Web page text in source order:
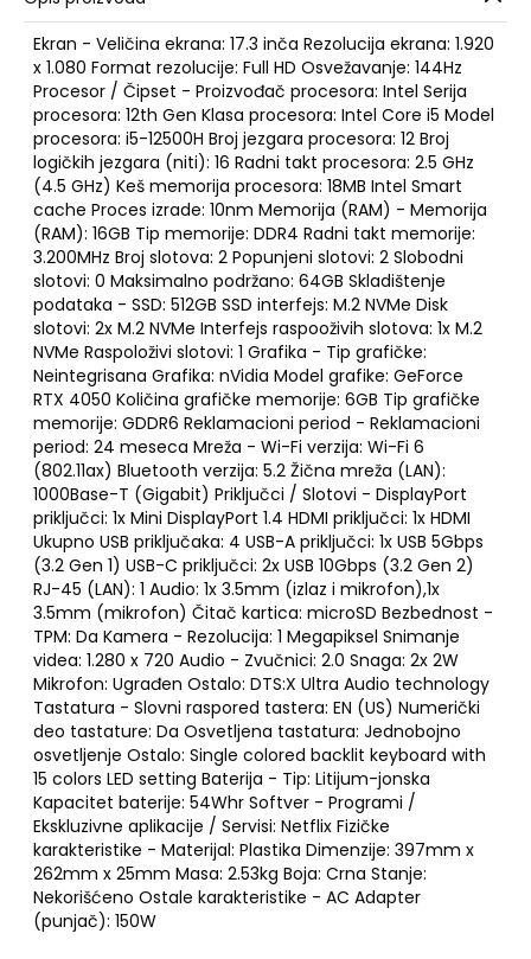
Ekran - Veličina ekrana: 17.3 inča Rezolucija ekrana: 1.920
x 1.080 Format rezolucije: Full HD Osvežavanje: 144Hz
Procesor / Čipset - Proizvođač procesora: Intel Serija
procesora: 12th Gen Klasa procesora: Intel Core i5 Model
procesora: i5-12500H Broj jezgara procesora: 12 Broj
logičkih jezgara (niti): 16 Radni takt procesora: 2.5 GHz
(4.5 GHz) Keš memorija procesora: 18MB Intel Smart
cache Proces izrade: 10nm Memorija (RAM) - Memorija
(RAM): 16GB Tip memorije: DDR4 Radni takt memorije:
3.200MHz Broj slotova: 2 Popunjeni slotovi: 2 Slobodni
slotovi: 0 Maksimalno podržano: 64GB Skladištenje
podataka - SSD: 512GB SSD interfejs: M.2 NVMe Disk
slotovi: 2x M.2 NVMe Interfejs raspooživih slotova: 1x M.2
NVMe Raspoloživi slotovi: 1 Grafika - Tip grafičke:
Neintegrisana Grafika: nVidia Model grafike: GeForce
RTX 4050 Količina grafičke memorije: 6GB Tip grafičke
memorije: GDDR6 Reklamacioni period - Reklamacioni
period: 24 meseca Mreža - Wi-Fi verzija: Wi-Fi 6
(802.11ax) Bluetooth verzija: 5.2 Žična mreža (LAN):
1000Base-T (Gigabit) Priključci / Slotovi - DisplayPort
priključci: 1x Mini DisplayPort 1.4 HDMI priključci: 1x HDMI
Ukupno USB priključaka: 4 USB-A priključci: 1x USB 5Gbps
(3.2 Gen 1) USB-C priključci: 2x USB 10Gbps (3.2 Gen 2)
RJ-45 (LAN): 1 Audio: 1x 3.5mm (izlaz i mikrofon),1x
3.5mm (mikrofon) Čitač kartica: microSD Bezbednost -
TPM: Da Kamera - Rezolucija: 1 Megapiksel Snimanje
videa: 1.280 x 720 Audio - Zvučnici: 2.0 Snaga: 2x 2W
Mikrofon: Ugrađen Ostalo: DTS:X Ultra Audio technology
Tastatura - Slovni raspored tastera: EN (US) Numerički
deo tastature: Da Osvetljena tastatura: Jednobojno
osvetljenje Ostalo: Single colored backlit keyboard with
15 colors LED setting Baterija - Tip: Litijum-jonska
Kapacitet baterije: 54Whr Softver - Programi /
Ekskluzivne aplikacije / Servisi: Netflix Fizičke
karakteristike - Materijal: Plastika Dimenzije: 397mm x
262mm x 25mm Masa: 2.53kg Boja: Crna Stanje:
Nekorišćeno Ostale karakteristike - AC Adapter
(punjač): 150W